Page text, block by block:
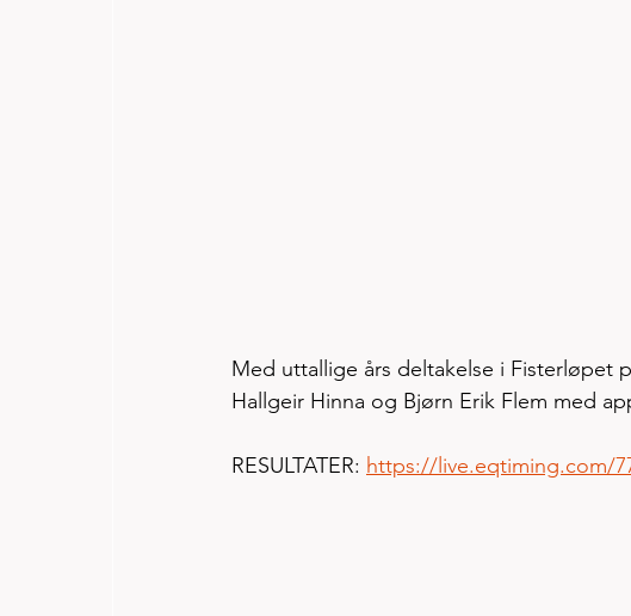
Med uttallige års deltakelse i Fisterløpet
Hallgeir Hinna og Bjørn Erik Flem med
RESULTATER: https://live.eqtiming.com/